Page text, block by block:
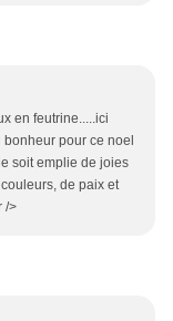
en feutrine.....ici
pour ce noel
soit emplie de joies
de paix et
/>